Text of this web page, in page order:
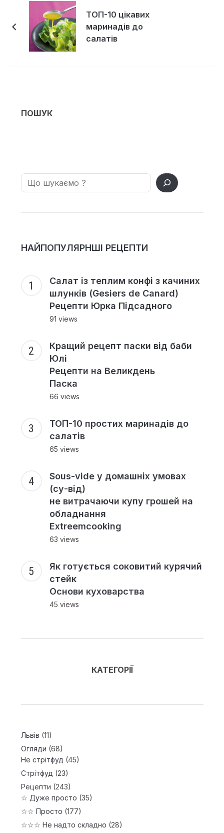
ТОП-10 цікавих
маринадів до
салатів
ПОШУК
Search
НАЙПОПУЛЯРНШІ РЕЦЕПТИ
Салат із теплим конфі з качиних
шлунків (Gesiers de Canard)
Рецепти Юрка Підсадного
91 views
Кращий рецепт паски від баби
Юлі
Рецепти на Великдень
Паска
66 views
ТОП-10 простих маринадів до
салатів
65 views
Sous-vide у домашніх умовах
(су-від)
не витрачаючи купу грошей на
обладнання
Extreemcooking
63 views
Як готується соковитий курячий
стейк
Основи куховарства
45 views
КАТЕГОРІЇ
Львів (11)
Огляди (68)
Не стрітфуд (45)
Стрітфуд (23)
Рецепти (243)
☆ Дуже просто (35)
☆☆ Просто (177)
☆☆☆ Не надто складно (28)